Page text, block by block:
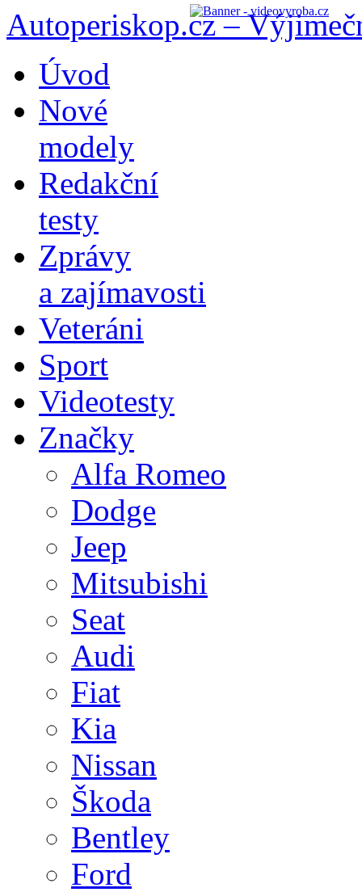
Autoperiskop.cz –
obsahu
webu
Úvod
Nové
modely
Redakční
testy
Zprávy
a zajímavosti
Veteráni
Sport
Videotesty
Značky
Alfa Romeo
Dodge
Jeep
Mitsubishi
Seat
Audi
Fiat
Kia
Nissan
Škoda
Bentley
Ford